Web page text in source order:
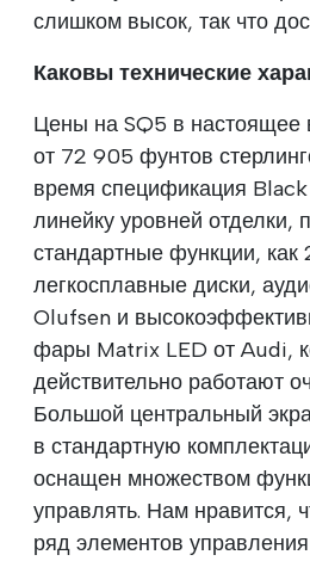
слишком высок, так что
Каковы технические
Цены на SQ5 в настоящее
от 72 905 фунтов
время спецификация
линейку уровней отделки,
стандартные функции,
легкосплавные диски,
Olufsen и
фары Matrix LED от Audi,
действительно работают
Большой центральный
в стандартную
оснащен множеством
управлять. Нам нравится,
ряд элементов